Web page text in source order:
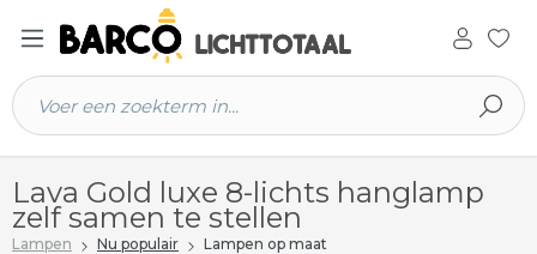
hoofdinhoud
Lava Gold luxe 8-lichts hanglamp
zelf samen te stellen
Lampen Nu populair Lampen op maat